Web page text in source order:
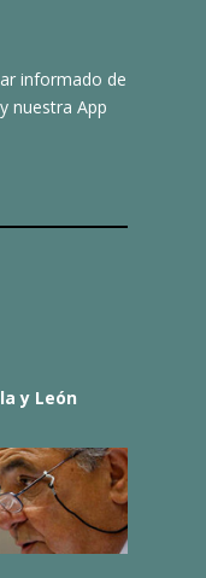
informado de
nuestra App
y León